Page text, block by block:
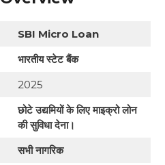
SBI Micro Loan
भारतीय स्टेट बैंक
2025
छोटे उद्यमियों के लिए माइक्रो लोन
की सुविधा देना।
सभी नागरिक